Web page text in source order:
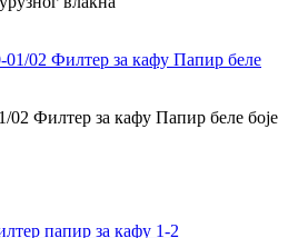
02 Филтер за кафу Папир беле боје